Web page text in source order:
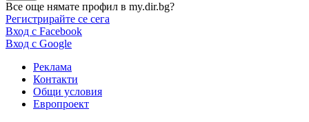
Все още нямате профил в my.dir.bg?
Регистрирайте се сега
Вход с Facebook
Вход с Google
Реклама
Контакти
Общи условия
Европроект